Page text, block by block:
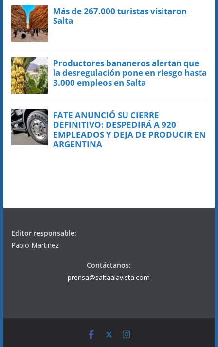
Editor responsable:
Pablo Martinez
Contáctanos:
prensa@saltaalavista.com